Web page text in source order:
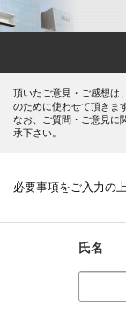
頂いたご意見・ご感想は
のために使わせて頂きま
なお、ご質問・ご意見に
承下さい。
必要事項をご入力の
氏名